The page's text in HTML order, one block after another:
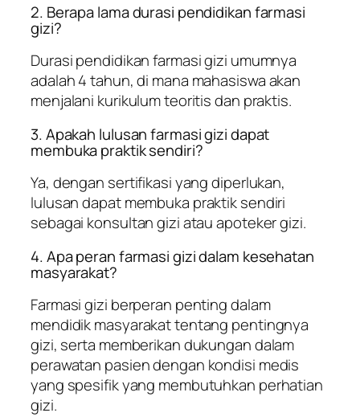
2. Berapa lama durasi pendidikan farmasi
gizi?
Durasi pendidikan farmasi gizi umumnya
adalah 4 tahun, di mana mahasiswa akan
menjalani kurikulum teoritis dan praktis.
3. Apakah lulusan farmasi gizi dapat
membuka praktik sendiri?
Ya, dengan sertifikasi yang diperlukan,
lulusan dapat membuka praktik sendiri
sebagai konsultan gizi atau apoteker gizi.
4. Apa peran farmasi gizi dalam kesehatan
masyarakat?
Farmasi gizi berperan penting dalam
mendidik masyarakat tentang pentingnya
gizi, serta memberikan dukungan dalam
perawatan pasien dengan kondisi medis
yang spesifik yang membutuhkan perhatian
gizi.